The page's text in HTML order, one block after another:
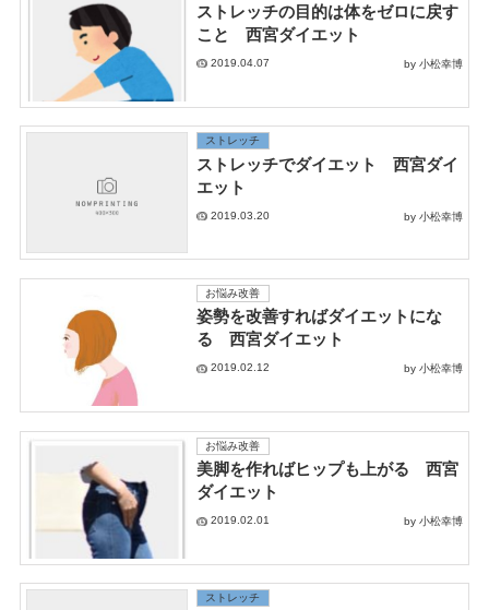
ストレッチの目的は体をゼロに戻す
こと 西宮ダイエット
2019.04.07 by 小松幸博
ストレッチ
ストレッチでダイエット 西宮ダイ
エット
2019.03.20 by 小松幸博
お悩み改善
姿勢を改善すればダイエットにな
る 西宮ダイエット
2019.02.12 by 小松幸博
お悩み改善
美脚を作ればヒップも上がる 西宮
ダイエット
2019.02.01 by 小松幸博
ストレッチ